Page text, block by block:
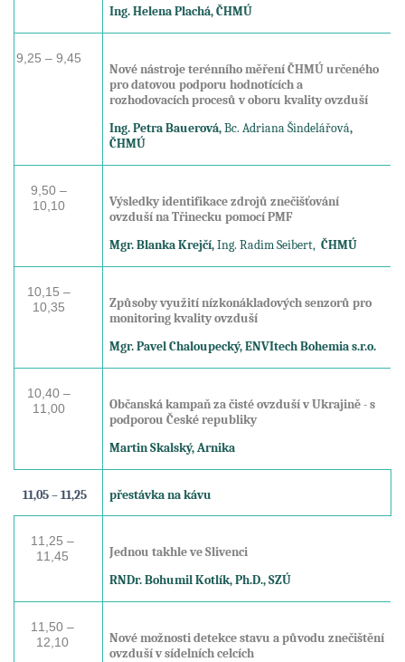
Ing. Helena Plachá, ČHMÚ
9,25 – 9,45
Nové nástroje terénního měření ČHMÚ určeného
pro datovou podporu hodnotících a
rozhodovacích procesů v oboru kvality ovzduší
Ing. Petra Bauerová,Bc. Adriana Šindelářová,
ČHMÚ
9,50 –
10,10
Výsledky identifikace zdrojů znečišťování
ovzduší na Třinecku pomocí PMF
Mgr. Blanka Krejčí,Ing. Radim Seibert, ČHMÚ
10,15 –
10,35
Způsoby využití nízkonákladových senzorů pro
monitoring kvality ovzduší
Mgr. Pavel Chaloupecký, ENVItech Bohemia s.r.o.
10,40 –
11,00
Občanská kampaň za čisté ovzduší v Ukrajině - s
podporou České republiky
Martin Skalský, Arnika
11,05 – 11,25 přestávka na kávu
11,25 –
11,45
Jednou takhle ve Slivenci
RNDr. Bohumil Kotlík, Ph.D., SZÚ
11,50 –
12,10
Nové možnosti detekce stavu a původu znečištění
ovzduší v sídelních celcích